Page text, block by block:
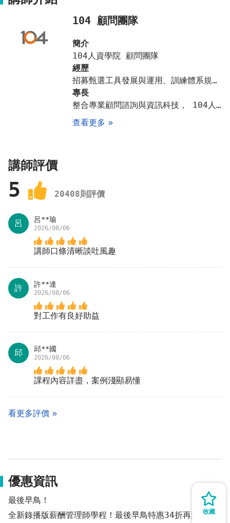
收藏
#薪酬管理法令 – 細說薪資科目與定義，清晰不模
績效獎金、差旅費、特休未休之代償金，算是經常性
給予嗎？
從薪資科目架構設計、經常性/恩惠性給予，居住
者/非居住者、薪資所得稅扣繳定義起，並詳細解析
薪資所得扣繳辦法與強制執行法簡介與試算。
#薪資結算作業 – 拆解與實務計薪流程說明，計薪
月薪制人員平日每小時工資額，該怎麼算？
得稅務扣繳與申報。
#職位分析與職務說明書 –正確定義工作職責，發展
職務說明書
如何撰寫一份有效的工作說明書？
介紹職位分析的定義、程序與方法，並實際說明職位
說明書的架構與撰寫說明、實際演練。
如何有效運用薪資調查報告作為薪資制定參考依據？
如何確保薪酬的外部競爭力，對組織的吸引人才與留
才至關重要！
介紹薪資調查的原理原則，展示如何進行薪資調查，
並以實際演練的方式來探討如何應用薪資調查結果的
資料。
#薪資e化實戰篇 – e化系統實務應用
線上直播課程，開課時間會另外通知）
勞工，凸顯了薪資e化的重要性，其中部分同學會實
104 顧問團隊
簡介
104人資學院 顧問團隊
經歷
招募甄選工具發展與運用、訓練體系規劃與課程導入、多角度評鑑系統、職能專案導入與應用、性格測驗導入與報表解讀
專長
整合專業顧問諮詢與資訊科技， 104人資學院開發一系列人資單位暨企業專屬的e化資訊系統、管理諮詢工具、人才評鑑工具及職能發展系列課程，同時並提供專業法令諮詢顧問團隊的服務。透過我們Domain Know-How的轉移，協助人資部門成為內部專家，並扮演好策略性人資管理的角色、充分管理變革，以卓越績效為企業創造最大價值與競爭優勢。
查看更多
講師評價
5 20408則評價
呂 呂**瑜
2026/08/06
講師口條清晰談吐風趣
許 許**達
2026/08/06
對工作有良好助益
邱 邱**國
2026/08/06
課程內容詳盡，案例淺顯易懂
看更多評價
優惠資訊
最後早鳥！
全新錄播版薪酬管理師學程！最後早鳥特惠34折再送考